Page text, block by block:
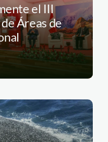
el III
Áreas de